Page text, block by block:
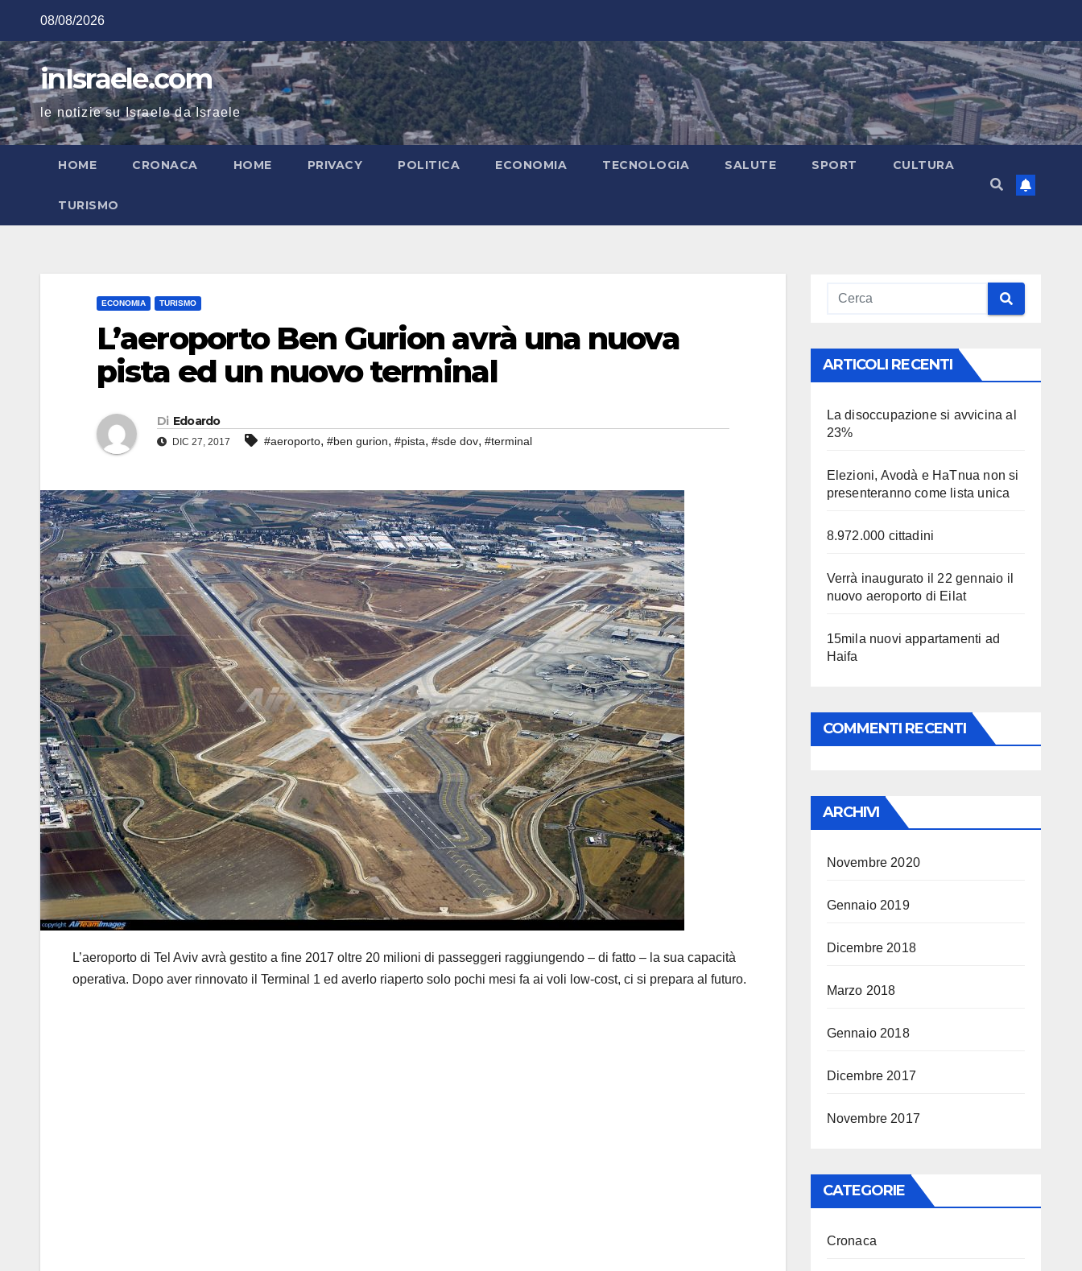
contenuto
08/08/2026
inIsraele.com
le notizie su Israele da Israele
HOME CRONACA HOME PRIVACY POLITICA ECONOMIA TECNOLOGIA SALUTE SPORT CULTURA
TURISMO
ECONOMIA TURISMO
L’aeroporto Ben Gurion avrà una nuova
pista ed un nuovo terminal
Di Edoardo
DIC 27, 2017 #aeroporto, #ben gurion, #pista, #sde dov, #terminal
L’aeroporto di Tel Aviv avrà gestito a fine 2017 oltre 20 milioni di passeggeri raggiungendo – di fatto – la sua capacità
operativa. Dopo aver rinnovato il Terminal 1 ed averlo riaperto solo pochi mesi fa ai voli low-cost, ci si prepara al futuro.
ARTICOLI RECENTI
La disoccupazione si avvicina al
23%
Elezioni, Avodà e HaTnua non si
presenteranno come lista unica
8.972.000 cittadini
Verrà inaugurato il 22 gennaio il
nuovo aeroporto di Eilat
15mila nuovi appartamenti ad
Haifa
COMMENTI RECENTI
ARCHIVI
Novembre 2020
Gennaio 2019
Dicembre 2018
Marzo 2018
Gennaio 2018
Dicembre 2017
Novembre 2017
CATEGORIE
Cronaca